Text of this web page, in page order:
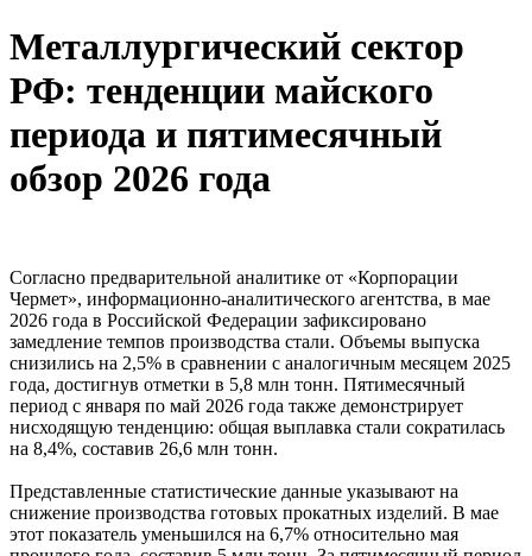
Металлургический сектор
РФ: тенденции майского
периода и пятимесячный
обзор 2026 года
Согласно предварительной аналитике от «Корпорации
Чермет», информационно-аналитического агентства, в мае
2026 года в Российской Федерации зафиксировано
замедление темпов производства стали. Объемы выпуска
снизились на 2,5% в сравнении с аналогичным месяцем 2025
года, достигнув отметки в 5,8 млн тонн. Пятимесячный
период с января по май 2026 года также демонстрирует
нисходящую тенденцию: общая выплавка стали сократилась
на 8,4%, составив 26,6 млн тонн.
Представленные статистические данные указывают на
снижение производства готовых прокатных изделий. В мае
этот показатель уменьшился на 6,7% относительно мая